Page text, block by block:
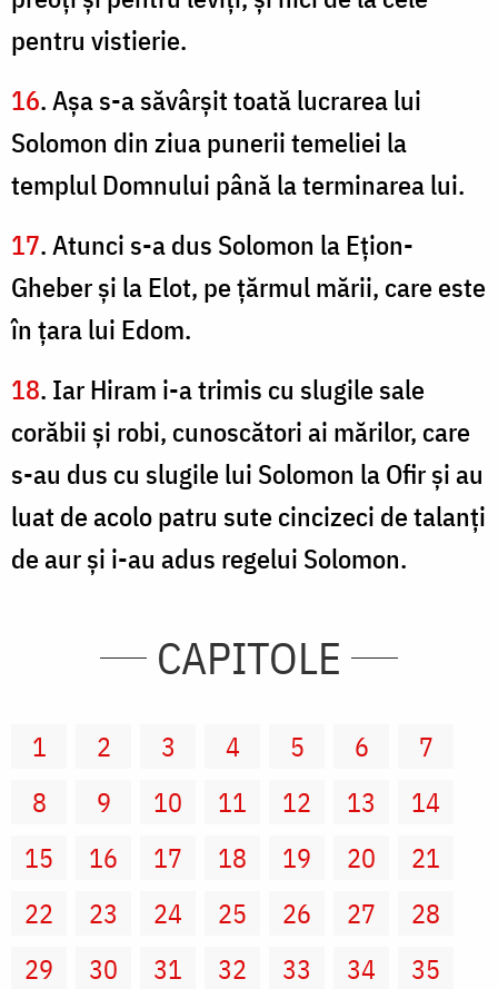
pentru vistierie.
16. Aşa s-a săvârşit toată lucrarea lui
Solomon din ziua punerii temeliei la
templul Domnului până la terminarea lui.
17. Atunci s-a dus Solomon la Eţion-
Gheber şi la Elot, pe ţărmul mării, care este
în ţara lui Edom.
18. Iar Hiram i-a trimis cu slugile sale
corăbii şi robi, cunoscători ai mărilor, care
s-au dus cu slugile lui Solomon la Ofir şi au
luat de acolo patru sute cincizeci de talanţi
de aur şi i-au adus regelui Solomon.
CAPITOLE
1 2 3 4 5 6
7
8
9 10 11 12 13
14
15
16 17 18 19 20
21
22
23 24 25 26 27
28
29
30 31 32 33 34
35